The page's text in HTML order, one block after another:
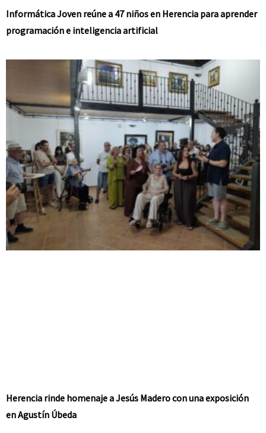
Informática Joven reúne a 47 niños en Herencia para aprender
programación e inteligencia artificial
Herencia rinde homenaje a Jesús Madero con una exposición
en Agustín Úbeda